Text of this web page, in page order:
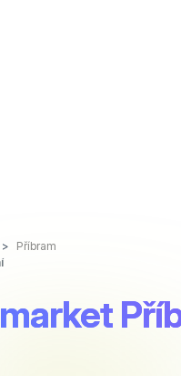
Příbram